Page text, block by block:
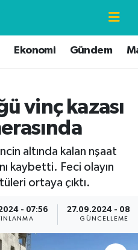
Ekonomi Gündem
vinç kazası
altında kalan nşaat
kaybetti. Feci olayın
ortaya çıktı.
- 07:56 27.09.2024 -
GÜNCELLEME
ve Fikstür